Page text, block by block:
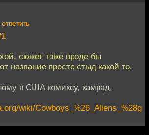
ответить
сюжет тоже вроде бы
название просто стыд какой то.
в США комиксу, камрад.
wiki/Cowboys_%26_Aliens_%28g